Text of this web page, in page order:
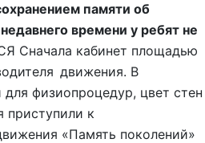
памяти об
времени у ребят не
Сначала кабинет площадью
движения. В
физиопроцедур, цвет стен
приступили к
«Память поколений»